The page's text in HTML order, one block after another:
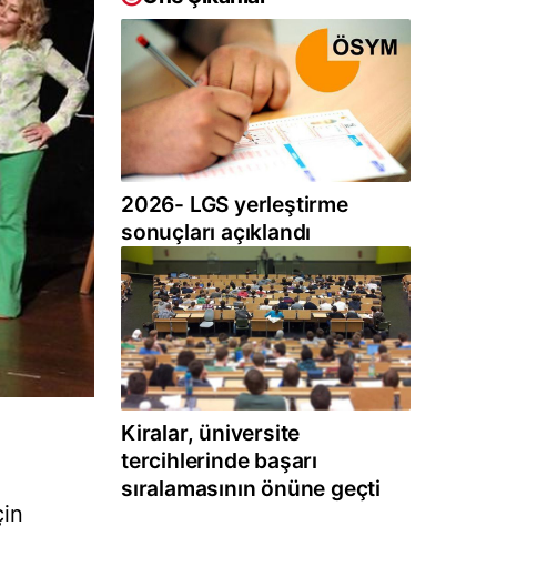
2026- LGS yerleştirme
sonuçları açıklandı
Kiralar, üniversite
tercihlerinde başarı
sıralamasının önüne geçti